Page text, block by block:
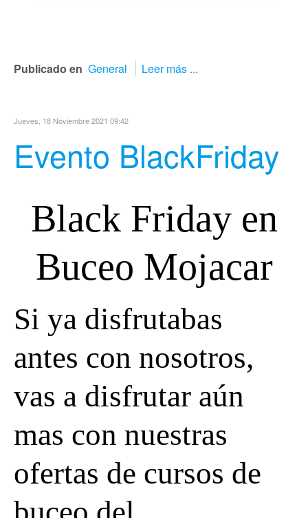
Publicado en General Leer más ...
Jueves, 18 Noviembre 2021 09:42
Evento BlackFriday
Black Friday en
Buceo Mojacar
Si ya disfrutabas
antes con nosotros,
vas a disfrutar aún
mas con nuestras
ofertas de cursos de